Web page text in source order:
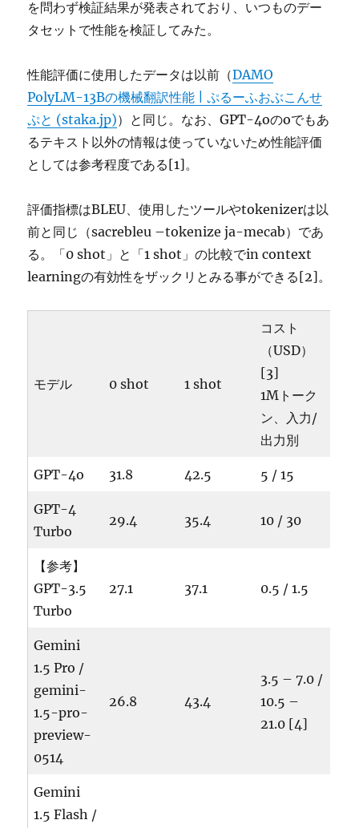
を問わず検証結果が発表されており、いつものデー
タセットで性能を検証してみた。
性能評価に使用したデータは以前（DAMO
PolyLM-13Bの機械翻訳性能 | ぷるーふおぶこんせ
ぷと (staka.jp)）と同じ。なお、GPT-4oのoでもあ
るテキスト以外の情報は使っていないため性能評価
としては参考程度である[1]。
評価指標はBLEU、使用したツールやtokenizerは以
前と同じ（sacrebleu –tokenize ja-mecab）であ
る。「0 shot」と「1 shot」の比較でin context
learningの有効性をザックリとみる事ができる[2]。
モデル 0 shot 1 shot
コスト
（USD）
[3]
1Mトーク
ン、入力/
出力別
GPT-4o 31.8 42.5 5 / 15
GPT-4
Turbo
29.4 35.4 10 / 30
【参考】
GPT-3.5
Turbo
27.1 37.1 0.5 / 1.5
Gemini
1.5 Pro /
gemini-
1.5-pro-
preview-
0514
26.8 43.4
3.5 – 7.0 /
10.5 –
21.0 [4]
Gemini
1.5 Flash /